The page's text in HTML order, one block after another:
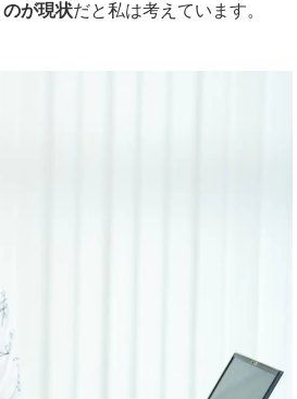
が現状だと私は考えています。